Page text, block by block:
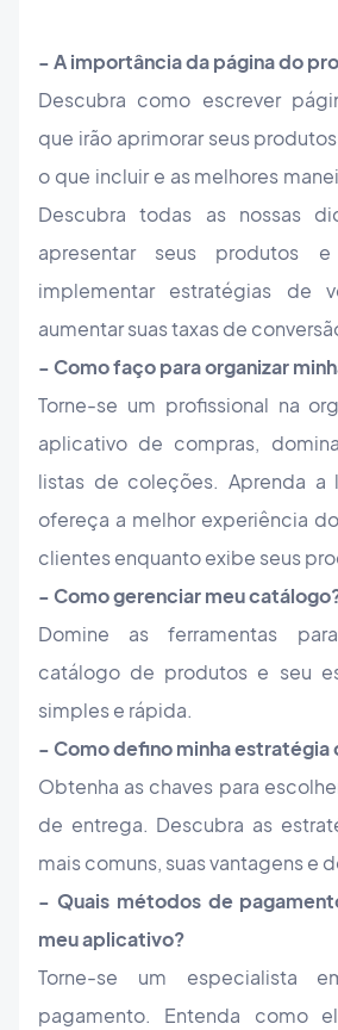
- A importância da página do
Descubra como escrever
que irão aprimorar seus
o que incluir e as melhores
Descubra todas as nossas
apresentar seus produtos e
implementar estratégias de
aumentar suas taxas de
- Como faço para organizar
Torne-se um profissional na
aplicativo de compras,
listas de coleções. Aprenda
ofereça a melhor experiência
clientes enquanto exibe seus
- Como gerenciar meu
Domine as ferramentas
catálogo de produtos e seu
simples e rápida.
- Como defino minha estratégia
Obtenha as chaves para
de entrega. Descubra as
mais comuns, suas vantagens e
- Quais métodos de
meu aplicativo?
Torne-se um especialista
pagamento. Entenda como